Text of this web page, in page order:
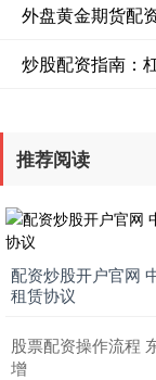
外盘黄金期货配
炒股配资指南：
推荐阅读
配资炒股开户官网
租赁协议
股票配资操作流程
增